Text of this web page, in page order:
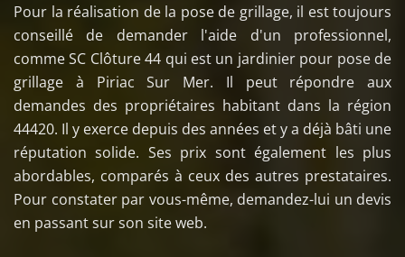
Pour la réalisation de la pose de grillage, il est toujours
conseillé de demander l'aide d'un professionnel,
comme SC Clôture 44 qui est un jardinier pour pose de
grillage à Piriac Sur Mer. Il peut répondre aux
demandes des propriétaires habitant dans la région
44420. Il y exerce depuis des années et y a déjà bâti une
réputation solide. Ses prix sont également les plus
abordables, comparés à ceux des autres prestataires.
Pour constater par vous-même, demandez-lui un devis
en passant sur son site web.